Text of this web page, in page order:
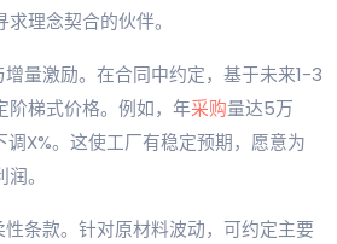
理念契合的伙伴。
量激励。在合同中约定，基于未来1-3
阶梯式价格。例如，年采购量达5万
X%。这使工厂有稳定预期，愿意为
。
条款。针对原材料波动，可约定主要